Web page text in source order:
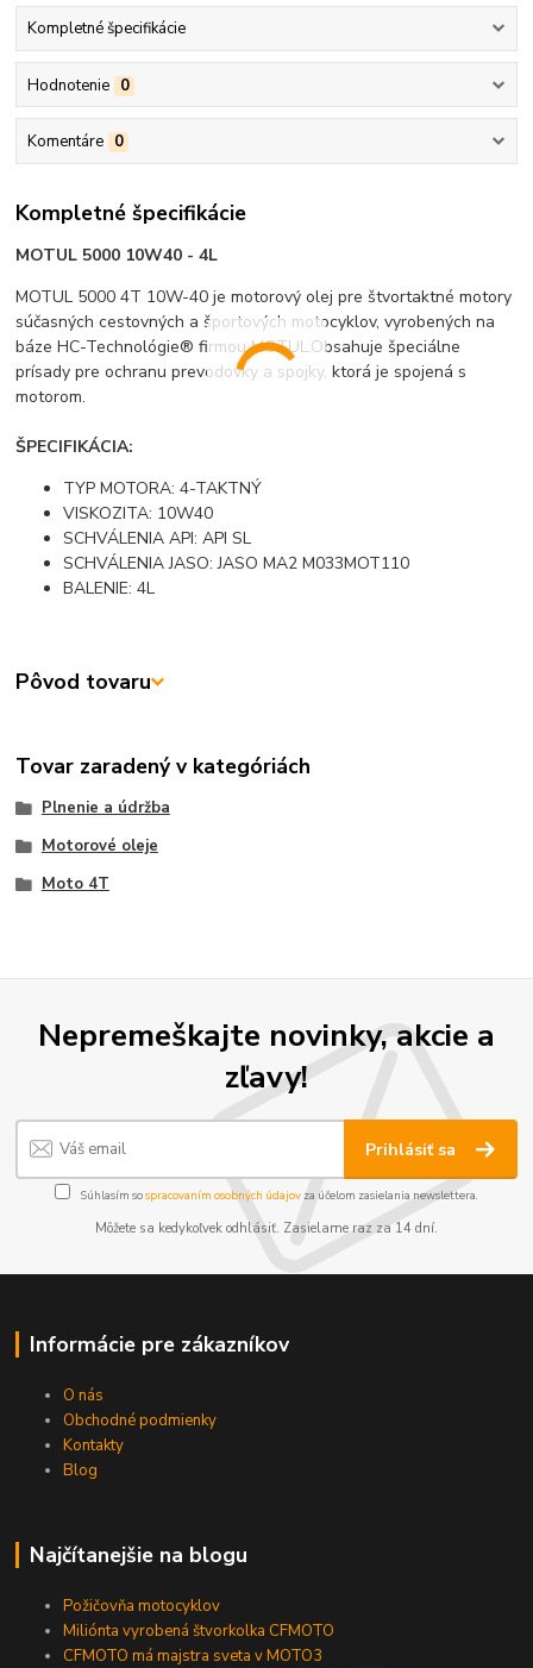
Kompletné špecifikácie
Hodnotenie 0
Komentáre 0
Kompletné špecifikácie
MOTUL 5000 10W40 - 4L
MOTUL 5000 4T 10W-40 je motorový olej pre štvortaktné motory
súčasných cestovných a športových motocyklov, vyrobených na
báze HC-Technológie® firmou MOTUL.Obsahuje špeciálne
prísady pre ochranu prevodovky a spojky, ktorá je spojená s
motorom.
ŠPECIFIKÁCIA:
TYP MOTORA: 4-TAKTNÝ
VISKOZITA: 10W40
SCHVÁLENIA API: API SL
SCHVÁLENIA JASO: JASO MA2 M033MOT110
BALENIE: 4L
Pôvod tovaru
Tovar zaradený v kategóriách
Plnenie a údržba
Motorové oleje
Moto 4T
Nepremeškajte novinky, akcie a
zľavy!
Prihlásiť sa
Súhlasím sospracovaním osobných údajov za účelom zasielania newslettera.
Môžete sa kedykoľvek odhlásiť. Zasielame raz za 14 dní.
Informácie pre zákazníkov
O nás
Obchodné podmienky
Kontakty
Blog
Najčítanejšie na blogu
Požičovňa motocyklov
Miliónta vyrobená štvorkolka CFMOTO
CFMOTO má majstra sveta v MOTO3